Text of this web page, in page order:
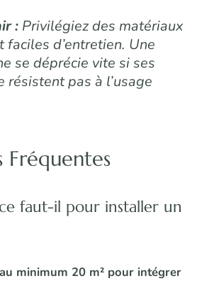
:Privilégiez des matériaux
faciles d’entretien. Une
se déprécie vite si ses
résistent pas à l’usage
Fréquentes
faut-il pour installer un
minimum 20 m² pour intégrer